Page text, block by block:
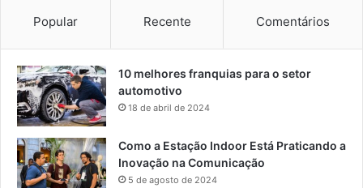
Popular Recente Comentários
10 melhores franquias para o setor
automotivo
18 de abril de 2024
Como a Estação Indoor Está Praticando a
Inovação na Comunicação
5 de agosto de 2024